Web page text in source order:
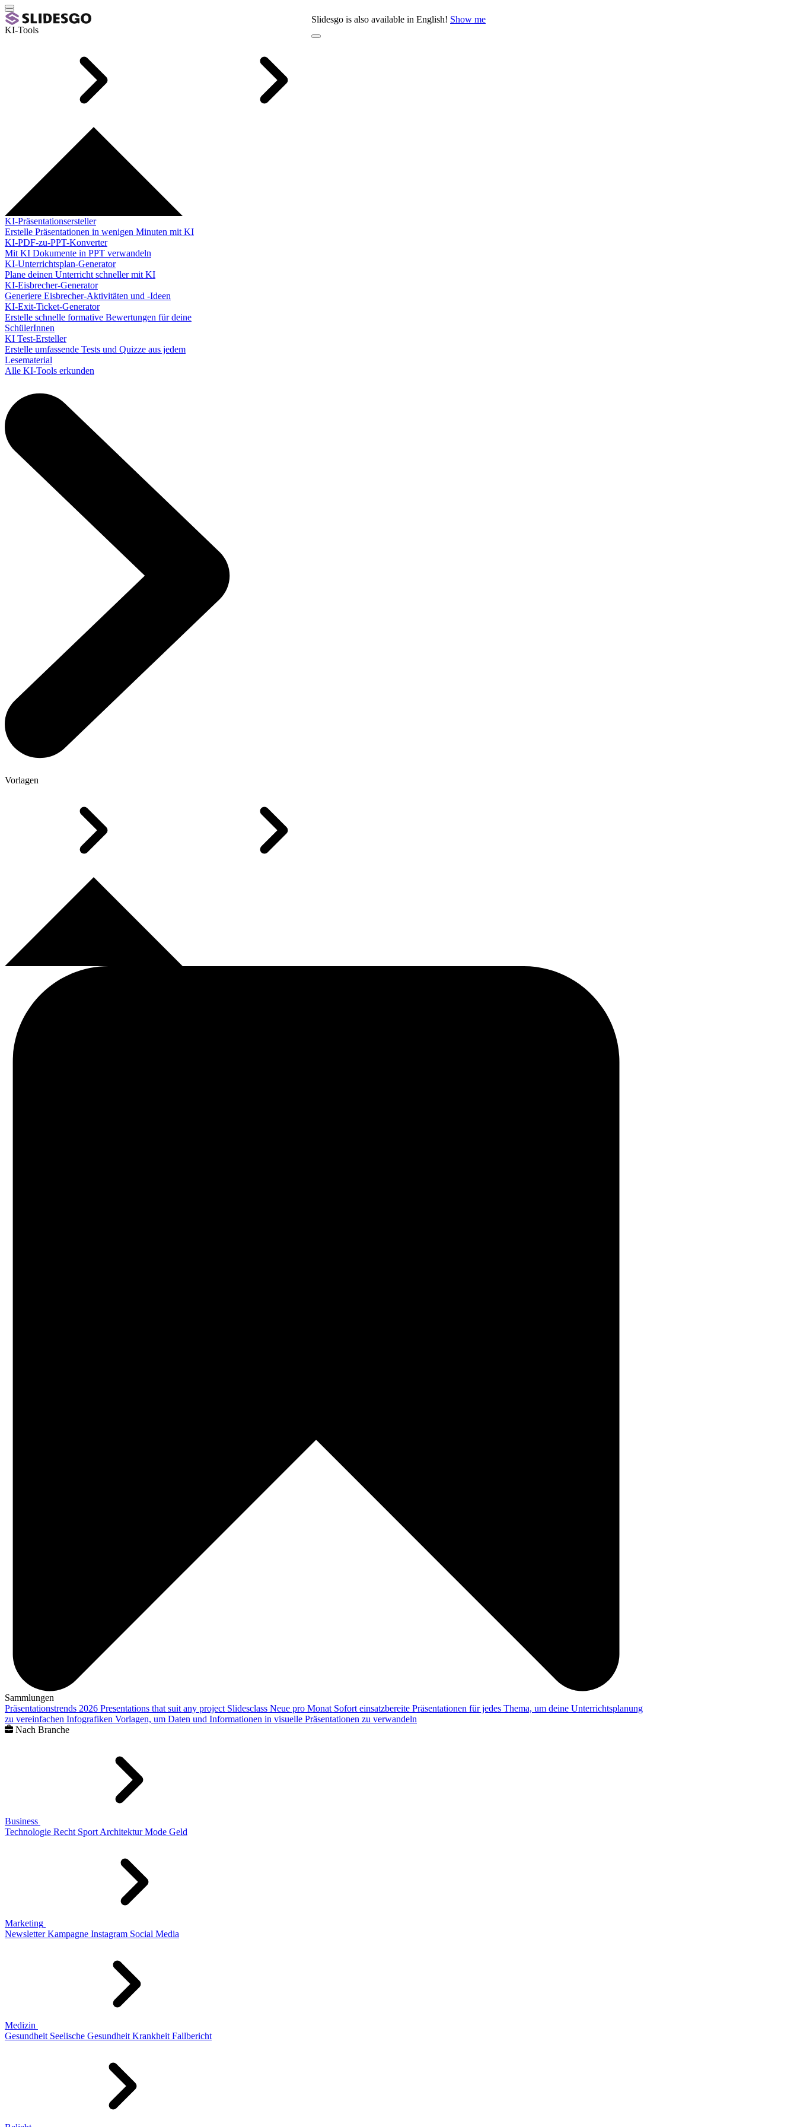
Slidesgo is also available in English! Show me
KI-Tools
KI-Präsentationsersteller
Erstelle Präsentationen in wenigen Minuten mit KI
KI-PDF-zu-PPT-Konverter
Mit KI Dokumente in PPT verwandeln
KI-Unterrichtsplan-Generator
Plane deinen Unterricht schneller mit KI
KI-Eisbrecher-Generator
Generiere Eisbrecher-Aktivitäten und -Ideen
KI-Exit-Ticket-Generator
Erstelle schnelle formative Bewertungen für deine
SchülerInnen
KI Test-Ersteller
Erstelle umfassende Tests und Quizze aus jedem
Lesematerial
Alle KI-Tools erkunden
Vorlagen
Sammlungen
Präsentationstrends 2026 Presentations that suit any project Slidesclass Neue pro Monat Sofort einsatzbereite Präsentationen für jedes Thema, um deine Unterrichtsplanung
zu vereinfachen Infografiken Vorlagen, um Daten und Informationen in visuelle Präsentationen zu verwandeln
Nach Branche
Business
Technologie Recht Sport Architektur Mode Geld
Marketing
Newsletter Kampagne Instagram Social Media
Medizin
Gesundheit Seelische Gesundheit Krankheit Fallbericht